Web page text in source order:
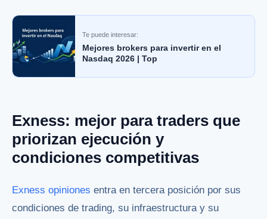
Te puede interesar:
Mejores brokers para invertir en el
Nasdaq 2026 | Top
Exness: mejor para traders que
priorizan ejecución y
condiciones competitivas
Exness opiniones entra en tercera posición por sus
condiciones de trading, su infraestructura y su